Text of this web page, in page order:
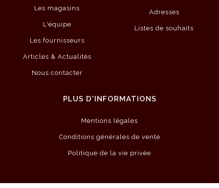
Les magasins
L'équipe
Les fournisseurs
Articles & Actualités
Nous contacter
Adresses
Listes de souhaits
PLUS D'INFORMATIONS
Mentions légales
Conditions générales de vente
Politique de la vie privée